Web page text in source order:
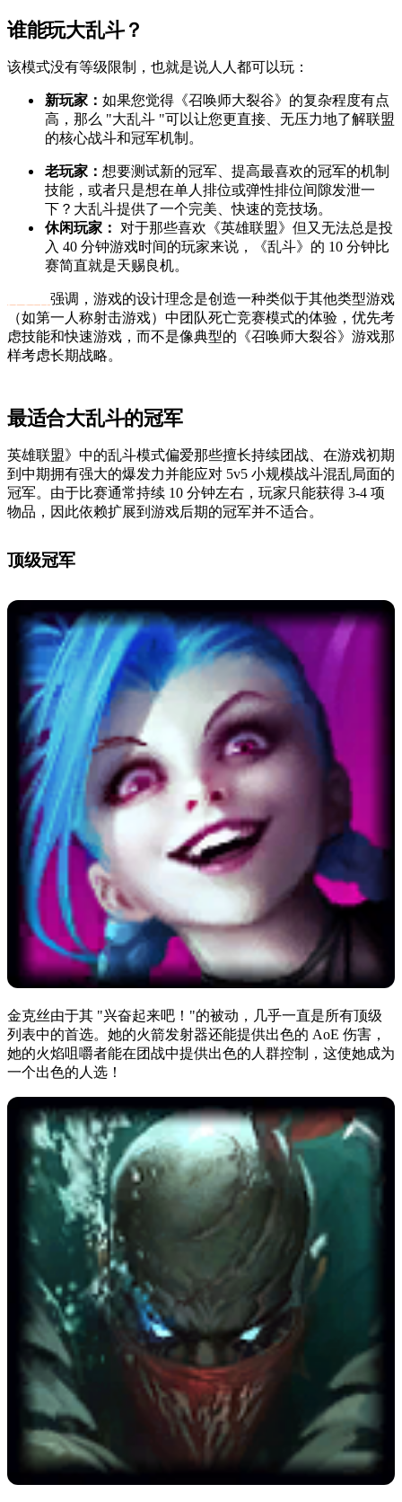
谁能玩大乱斗？
该模式没有等级限制，也就是说人人都可以玩：
新玩家： 如果您觉得《召唤师大裂谷》的复杂程度有点
高，那么 "大乱斗 "可以让您更直接、无压力地了解联盟
的核心战斗和冠军机制。
老玩家： 想要测试新的冠军、提高最喜欢的冠军的机制
技能，或者只是想在单人排位或弹性排位间隙发泄一
下？大乱斗提供了一个完美、快速的竞技场。
休闲玩家： 对于那些喜欢《英雄联盟》但又无法总是投
入 40 分钟游戏时间的玩家来说，《乱斗》的 10 分钟比
赛简直就是天赐良机。
强调，游戏的设计理念是创造一种类似于其他类型游戏
（如第一人称射击游戏）中团队死亡竞赛模式的体验，优先考
虑技能和快速游戏，而不是像典型的《召唤师大裂谷》游戏那
样考虑长期战略。
最适合大乱斗的冠军
英雄联盟》中的乱斗模式偏爱那些擅长持续团战、在游戏初期
到中期拥有强大的爆发力并能应对 5v5 小规模战斗混乱局面的
冠军。由于比赛通常持续 10 分钟左右，玩家只能获得 3-4 项
物品，因此依赖扩展到游戏后期的冠军并不适合。
顶级冠军
金克丝由于其 "兴奋起来吧！"的被动，几乎一直是所有顶级
列表中的首选。她的火箭发射器还能提供出色的 AoE 伤害，
她的火焰咀嚼者能在团战中提供出色的人群控制，这使她成为
一个出色的人选！